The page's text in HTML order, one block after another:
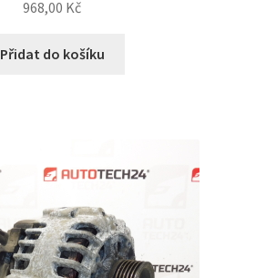
968,00 Kč
Přidat do košíku